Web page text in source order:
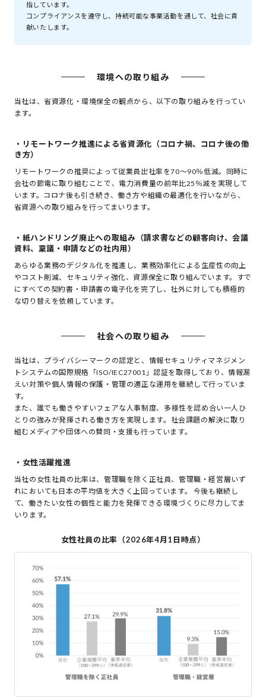
指しています。
コンプライアンスを遵守し、持続可能な事業活動を通して、社会に貢
献いたします。
環境への取り組み
当社は、省資源化・環境保全の観点から、以下の取り組みを行ってい
ます。
・リモートワーク推進による省資源化（コロナ禍、コロナ後の働
き方）
リモートワークの推奨によって従業員出社率を70～90％低減。同時に
会社の節電に取り組むことで、電力消費量の前年比25％減を実現して
います。コロナ後も引き続き、働き方や組織の最適化を行いながら、
省資源への取り組みを行ってまいります。
・紙ハンドリング廃止への取組み（請求書などの顧客向け、会議
資料、稟議・申請などの社内用）
あらゆる業務のデジタル化を推進し、業務効率化による生産性の向上
やコスト削減、セキュリティ強化、資源保全に取り組んでいます。すで
にすべての契約書・申請書の電子化を完了し、社外に対しても積極的
な切り替えを依頼しています。
社会への取り組み
当社は、プライバシーマークの認定と、情報セキュリティマネジメン
トシステムの国際規格 「ISO/IEC27001」認証を取得しており、情報漏
えい対策や個人情報の保護・管理の適正な運用を継続して行っていま
す。
また、誰でも働きやすいフェアな人事制度、 多様性を認め合い一人ひ
とりの強みが発揮される働き方を実現します。 社会課題の解決に取り
組むメディアや団体への賛同・支援も行っています。
・女性活躍推進
当社の女性社員の比率は、管理職を除く正社員、管理職・経営層いず
れにおいても日本の平均値を大きく上回っています。 今後も継続し
て、働きたい女性の個性と能力を発揮できる環境づくりに尽力してま
いります。
女性社員の比率（2026年4月1日時点）